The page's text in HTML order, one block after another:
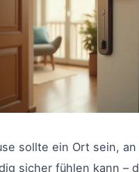
sollte ein Ort sein, an
sicher fühlen kann –